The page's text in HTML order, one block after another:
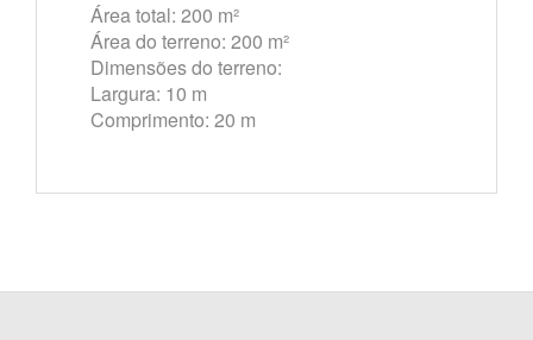
Área total: 200 m²
Área do terreno: 200 m²
Dimensões do terreno:
Largura: 10 m
Comprimento: 20 m